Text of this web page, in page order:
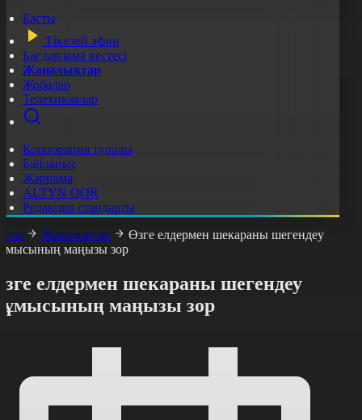
Басты
Тікелей эфир
Бағдарлама кестесі
Жаңалықтар
Жобалар
Телехикаялар
Корпорация туралы
Байланыс
Жарнама
ALTYN QOR
Редакция стандарты
Жаңалықтар
Өзге елдермен шекараны шегендеу
маңызы зор
елдермен шекараны шегендеу
маңызы зор